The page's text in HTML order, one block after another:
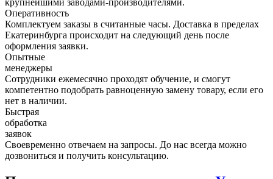
Оперативность
Комплектуем заказы в считанные часы. Доставка в пределах
Екатеринбурга происходит на следующий день после
оформления заявки.
Опытные
менеджеры
Сотрудники ежемесячно проходят обучение, и смогут
компетентно подобрать равноценную замену товару, если его
нет в наличии.
Быстрая
обработка
заявок
Своевременно отвечаем на запросы. До нас всегда можно
дозвониться и получить консультацию.